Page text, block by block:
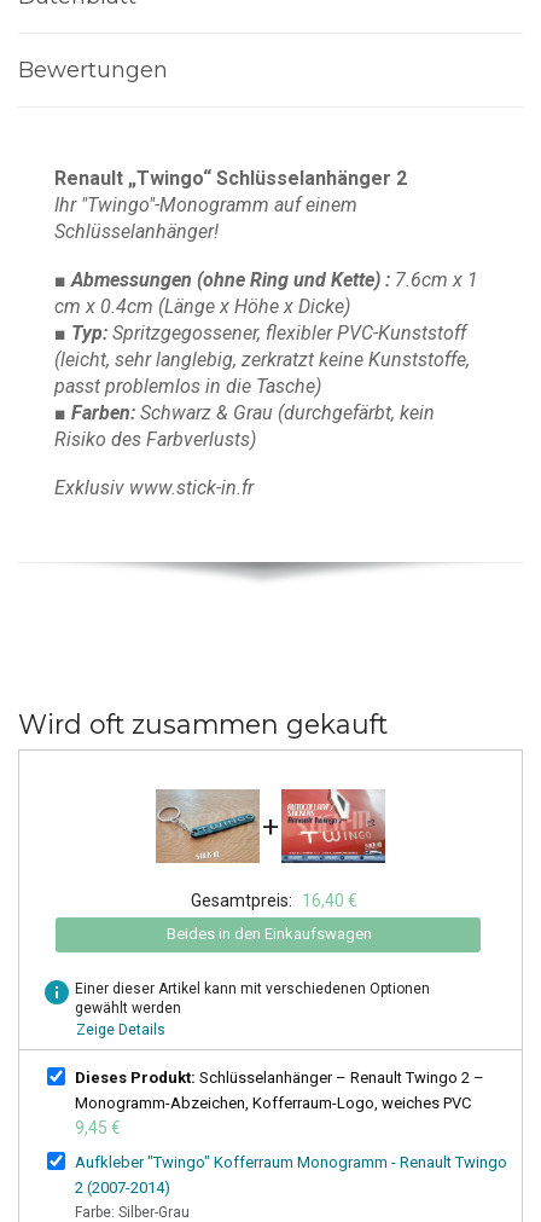
Bewertungen
Renault „Twingo“ Schlüsselanhänger 2
Ihr "Twingo"-Monogramm auf einem
Schlüsselanhänger!
■ Abmessungen (ohne Ring und Kette) : 7.6cm x 1
cm x 0.4cm (Länge x Höhe x Dicke)
■ Typ: Spritzgegossener, flexibler PVC-Kunststoff
(leicht, sehr langlebig, zerkratzt keine Kunststoffe,
passt problemlos in die Tasche)
■ Farben: Schwarz & Grau (durchgefärbt, kein
Risiko des Farbverlusts)
Exklusiv www.stick-in.fr
Wird oft zusammen gekauft
+
Gesamtpreis: 16,40 €
Beides in den Einkaufswagen
info Einer dieser Artikel kann mit verschiedenen Optionen
gewählt werden
Zeige Details
Dieses Produkt: Schlüsselanhänger – Renault Twingo 2 –
Monogramm-Abzeichen, Kofferraum-Logo, weiches PVC
9,45 €
Aufkleber "Twingo" Kofferraum Monogramm - Renault Twingo
2 (2007-2014)
Farbe: Silber-Grau